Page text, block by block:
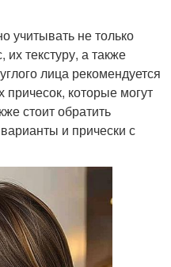
учитывать не только
текстуру, а также
лица рекомендуется
которые могут
стоит обратить
и прически с